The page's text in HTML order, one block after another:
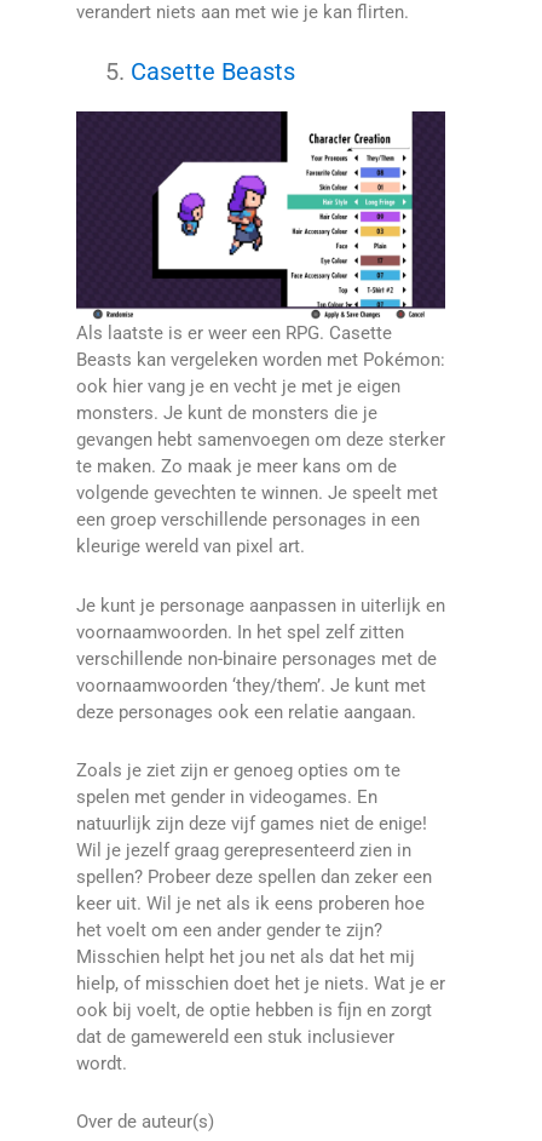
verandert niets aan met wie je kan flirten.
Casette Beasts
Als laatste is er weer een RPG. Casette
Beasts kan vergeleken worden met Pokémon:
ook hier vang je en vecht je met je eigen
monsters. Je kunt de monsters die je
gevangen hebt samenvoegen om deze sterker
te maken. Zo maak je meer kans om de
volgende gevechten te winnen. Je speelt met
een groep verschillende personages in een
kleurige wereld van pixel art.
Je kunt je personage aanpassen in uiterlijk en
voornaamwoorden. In het spel zelf zitten
verschillende non-binaire personages met de
voornaamwoorden ‘they/them’. Je kunt met
deze personages ook een relatie aangaan.
Zoals je ziet zijn er genoeg opties om te
spelen met gender in videogames. En
natuurlijk zijn deze vijf games niet de enige!
Wil je jezelf graag gerepresenteerd zien in
spellen? Probeer deze spellen dan zeker een
keer uit. Wil je net als ik eens proberen hoe
het voelt om een ander gender te zijn?
Misschien helpt het jou net als dat het mij
hielp, of misschien doet het je niets. Wat je er
ook bij voelt, de optie hebben is fijn en zorgt
dat de gamewereld een stuk inclusiever
wordt.
Over de auteur(s)